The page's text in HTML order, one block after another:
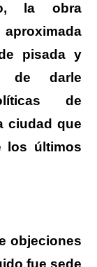
la obra
pisada y
de darle
de
ciudad que
los últimos
objeciones
fue sede